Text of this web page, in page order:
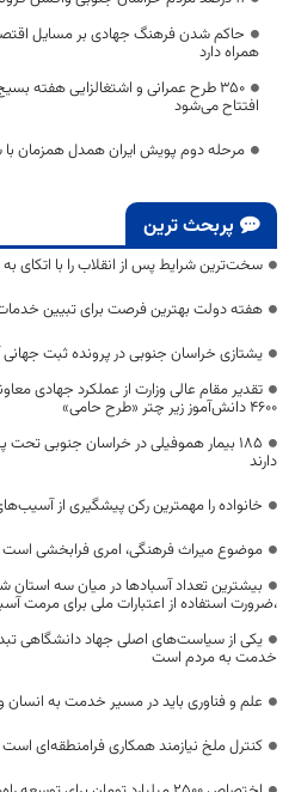
حاکم شدن فرهنگ جهادی بر مسایل
همراه دارد
۳۵۰ طرح عمرانی و اشتغالزایی هفته
افتتاح می‌شود
مرحله دوم پویش ایران همدل همزمان
پربحث ترین
سخت‌ترین شرایط پس از انقلاب را با اتکای
هفته دولت بهترین فرصت برای تبیین
یشتازی خراسان جنوبی در پرونده ثبت جهانی
تقدیر مقام عالی وزارت از عملکرد جهادی
۴۶۰۰ دانش‌آموز زیر چتر «طرح حامی»
۱۸۵ بیمار هموفیلی در خراسان جنوبی
دارند
خانواده را مهمترین رکن پیشگیری از
موضوع میراث فرهنگی، امری فرابخشی است
بیشترین تعداد آسبادها در میان سه
،ضرورت استفاده از اعتبارات ملی برای مرمت
یکی از سیاست‌های اصلی جهاد دانشگاهی
خدمت به مردم است
علم و فناوری باید در مسیر خدمت به انسان
کنترل ملخ نیازمند همکاری فرامنطقه‌ای است